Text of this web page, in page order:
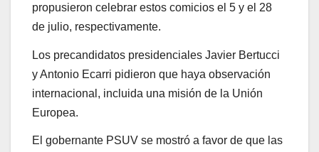
propusieron celebrar estos comicios el 5 y el 28
de julio, respectivamente.
Los precandidatos presidenciales Javier Bertucci
y Antonio Ecarri pidieron que haya observación
internacional, incluida una misión de la Unión
Europea.
El gobernante PSUV se mostró a favor de que las